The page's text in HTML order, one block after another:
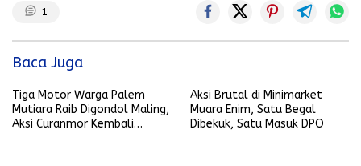
1
Baca Juga
Tiga Motor Warga Palem
Mutiara Raib Digondol Maling,
Aksi Curanmor Kembali
Aksi Brutal di Minimarket
Muara Enim, Satu Begal
Dibekuk, Satu Masuk DPO